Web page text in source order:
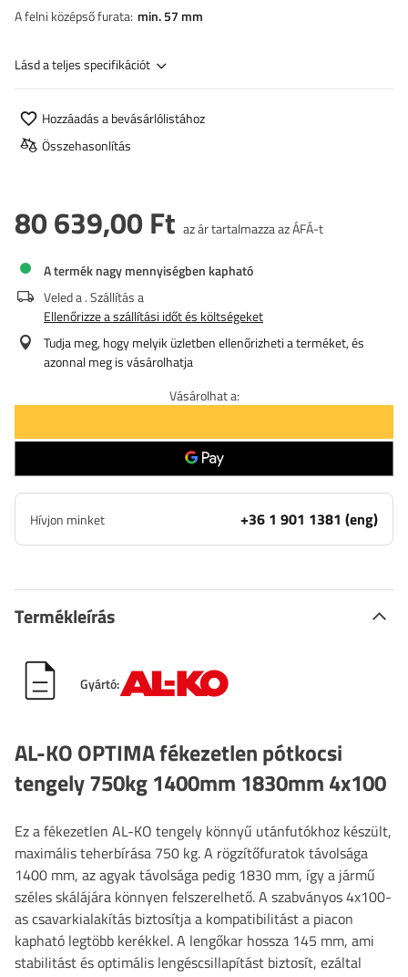
A felni középső furata min. 57 mm
Lásd a teljes specifikációt
Hozzáadás a bevásárlólistához
Összehasonlítás
80 639,00 Ft az ár tartalmazza az ÁFÁ-t
A termék nagy mennyiségben kapható
Veled a. Szállítás a
Ellenőrizze a szállítási időt és költségeket
Tudja meg, hogy melyik üzletben ellenőrizheti a terméket, és
azonnal meg is vásárolhatja
Vásárolhat a:
Hívjon minket +36 1 901 1381 (eng)
Termékleírás
Gyártó:
AL-KO OPTIMA fékezetlen pótkocsi
tengely 750kg 1400mm 1830mm 4x100
Ez a fékezetlen AL-KO tengely könnyű utánfutókhoz készült,
maximális teherbírása 750 kg. A rögzítőfuratok távolsága
1400 mm, az agyak távolsága pedig 1830 mm, így a jármű
széles skálájára könnyen felszerelhető. A szabványos 4x100-
as csavarkialakítás biztosítja a kompatibilitást a piacon
kapható legtöbb kerékkel. A lengőkar hossza 145 mm, ami
stabilitást és optimális lengéscsillapítást biztosít, ezáltal